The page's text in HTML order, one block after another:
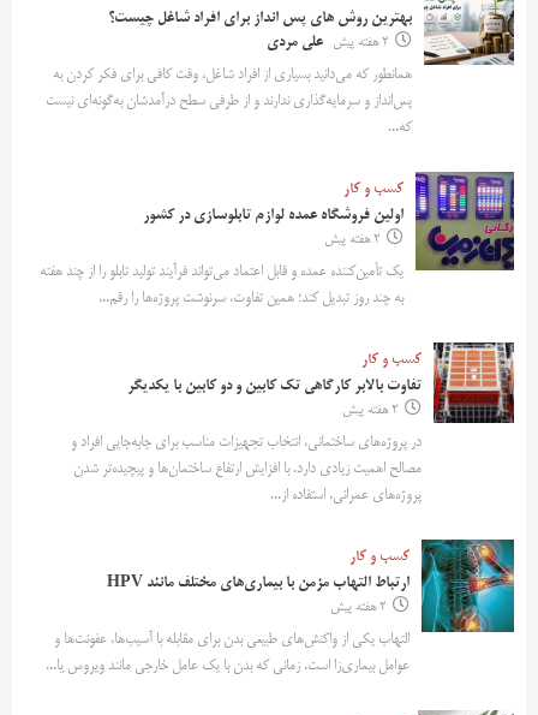
بهترین روش‌ های پس‌ انداز برای افراد شاغل چیست؟
2 هفته پیش
علی مردی
همانطور که می‌دانید بسیاری از افراد شاغل، وقت کافی برای فکر کردن به
پس‌انداز و سرمایه‌گذاری ندارند و از طرفی سطح درآمدشان به‌گونه‌ای نیست
که...
کسب و کار
اولین فروشگاه عمده لوازم تابلوسازی در کشور
2 هفته پیش
یک تأمین‌کننده عمده و قابل اعتماد می‌تواند فرآیند تولید تابلو را از چند هفته
به چند روز تبدیل کند؛ همین تفاوت، سرنوشت پروژه‌ها را رقم...
کسب و کار
تفاوت بالابر کارگاهی تک کابین و دو کابین با یکدیگر
2 هفته پیش
در پروژه‌های ساختمانی، انتخاب تجهیزات مناسب برای جابه‌جایی افراد و
مصالح اهمیت زیادی دارد. با افزایش ارتفاع ساختمان‌ها و پیچیده‌تر شدن
پروژه‌های عمرانی، استفاده از...
کسب و کار
ارتباط التهاب مزمن با بیماری‌های مختلف مانند HPV
2 هفته پیش
التهاب یکی از واکنش‌های طبیعی بدن برای مقابله با آسیب‌ها، عفونت‌ها و
عوامل بیماری‌زا است. زمانی که بدن با یک عامل خارجی مانند ویروس یا...